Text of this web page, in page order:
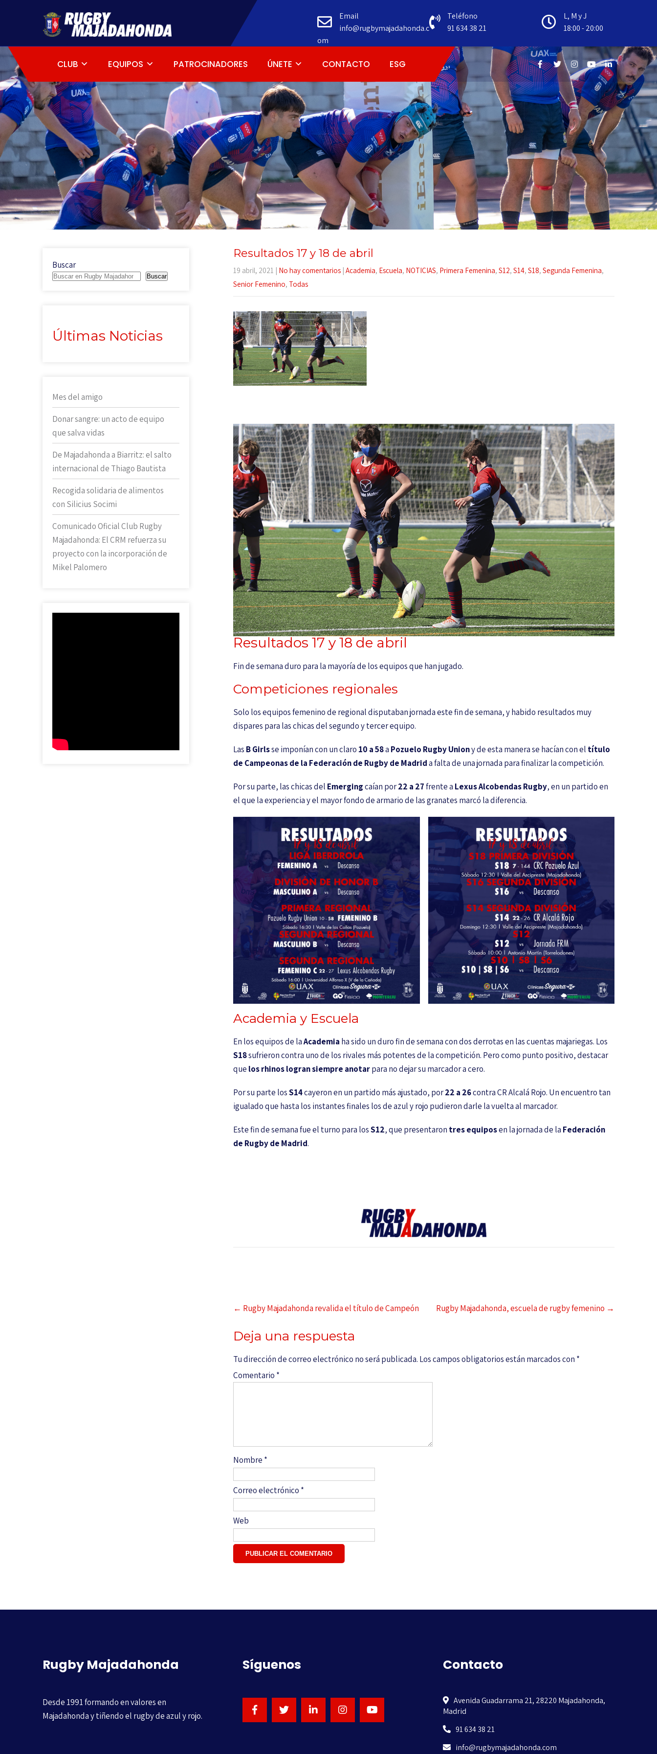
Email
info@rugbymajadahonda.c
om
Teléfono
91 634 38 21
L, M y J
18:00 - 20:00
CLUB EQUIPOS PATROCINADORES ÚNETE CONTACTO ESG
Resultados 17 y 18 de abril
19 abril, 2021 No hay comentarios Academia, Escuela, NOTICIAS, Primera Femenina, S12, S14, S18, Segunda Femenina,
Senior Femenino, Todas
Resultados 17 y 18 de abril
Fin de semana duro para la mayoría de los equipos que han jugado.
Competiciones regionales
Solo los equipos femenino de regional disputaban jornada este fin de semana, y habido resultados muy
dispares para las chicas del segundo y tercer equipo.
Las B Girlsse imponían con un claro 10 a 58a Pozuelo Rugby Uniony de esta manera se hacían con el título
de Campeonas de la Federación de Rugby de Madrida falta de una jornada para finalizar la competición.
Por su parte, las chicas del Emergingcaían por22 a 27frente a Lexus Alcobendas Rugby, en un partido en
el que la experiencia y el mayor fondo de armario de las granates marcó la diferencia.
Academia y Escuela
En los equipos de laAcademia ha sido un duro fin de semana con dos derrotas en las cuentas majariegas. Los
S18sufrieron contra uno de los rivales más potentes de la competición. Pero como punto positivo, destacar
que los rhinos logran siempre anotarpara no dejar su marcador a cero.
Por su parte losS14cayeron en un partido más ajustado, por22 a 26contra CR Alcalá Rojo. Un encuentro tan
igualado que hasta los instantes finales los de azul y rojo pudieron darle la vuelta al marcador.
Este fin de semana fue el turno para losS12, que presentaron tres equiposen la jornada de la Federación
de Rugby de Madrid.
← Rugby Majadahonda revalida el título de Campeón Rugby Majadahonda, escuela de rugby femenino →
Deja una respuesta
Tu dirección de correo electrónico no será publicada. Los campos obligatorios están marcados con *
Comentario *
Nombre *
Correo electrónico *
Web
Buscar
Buscar
Últimas Noticias
Mes del amigo
Donar sangre: un acto de equipo
que salva vidas
De Majadahonda a Biarritz: el salto
internacional de Thiago Bautista
Recogida solidaria de alimentos
con Silicius Socimi
Comunicado Oficial Club Rugby
Majadahonda: El CRM refuerza su
proyecto con la incorporación de
Mikel Palomero
Rugby Majadahonda
Desde 1991 formando en valores en
Majadahonda y tiñendo el rugby de azul y rojo.
Síguenos Contacto
Avenida Guadarrama 21, 28220 Majadahonda,
Madrid
91 634 38 21
info@rugbymajadahonda.com